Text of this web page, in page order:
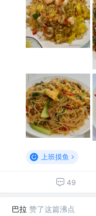
上班摸鱼
49
巴拉 赞了这篇沸点